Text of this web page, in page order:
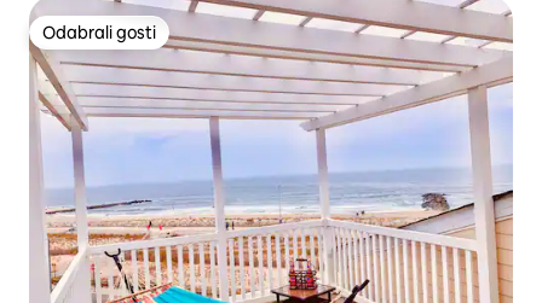
Odabrali gosti
Odabrali gosti